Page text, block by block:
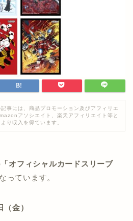
事には、商品プロモーション及びアフィリエ
アソシエイト、楽天アフィリエイト等と
り収入を得ています。
「オフィシャルカードスリーブ
っています。
金）